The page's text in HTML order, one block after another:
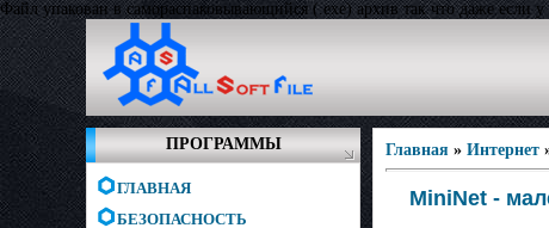
Файл упакован в самораспаковывающийся (.ехе) архив так что даже если у
ПРОГРАММЫ
ГЛАВНАЯ
БЕЗОПАСНОСТЬ
Главная » Интернет
MiniNet -